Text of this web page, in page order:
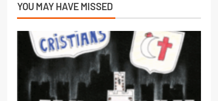
YOU MAY HAVE MISSED